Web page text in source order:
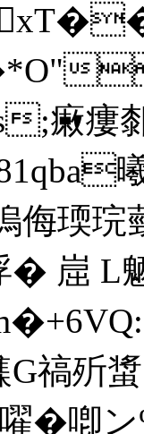
�*O"
;瘷
曦
侮瑌
崫 L
禞歽螀
喞ン